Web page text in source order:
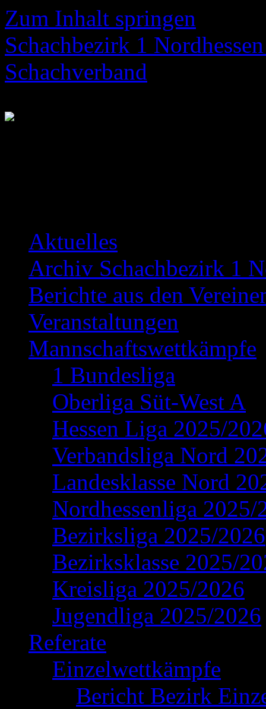
Zum Inhalt springen
Schachbezirk 1
Schachverband
Aktuelles
Archiv Schachbezirk 1
Berichte aus den
Veranstaltungen
Mannschaftswettkämpfe
1 Bundesliga
Oberliga Süt-West A
Hessen Liga 2025/
Verbandsliga Nord
Landesklasse Nord
Nordhessenliga 2025/
Bezirksliga 2025/2026
Bezirksklasse 2025/
Kreisliga 2025/2026
Jugendliga 2025/2026
Referate
Einzelwettkämpfe
Bericht Bezirk